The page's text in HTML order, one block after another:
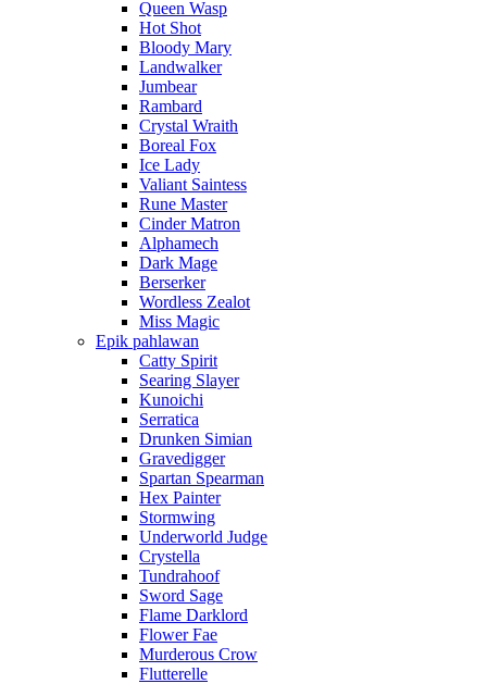
Queen Wasp
Hot Shot
Bloody Mary
Landwalker
Jumbear
Rambard
Crystal Wraith
Boreal Fox
Ice Lady
Valiant Saintess
Rune Master
Cinder Matron
Alphamech
Dark Mage
Berserker
Wordless Zealot
Miss Magic
Epik pahlawan
Catty Spirit
Searing Slayer
Kunoichi
Serratica
Drunken Simian
Gravedigger
Spartan Spearman
Hex Painter
Stormwing
Underworld Judge
Crystella
Tundrahoof
Sword Sage
Flame Darklord
Flower Fae
Murderous Crow
Flutterelle